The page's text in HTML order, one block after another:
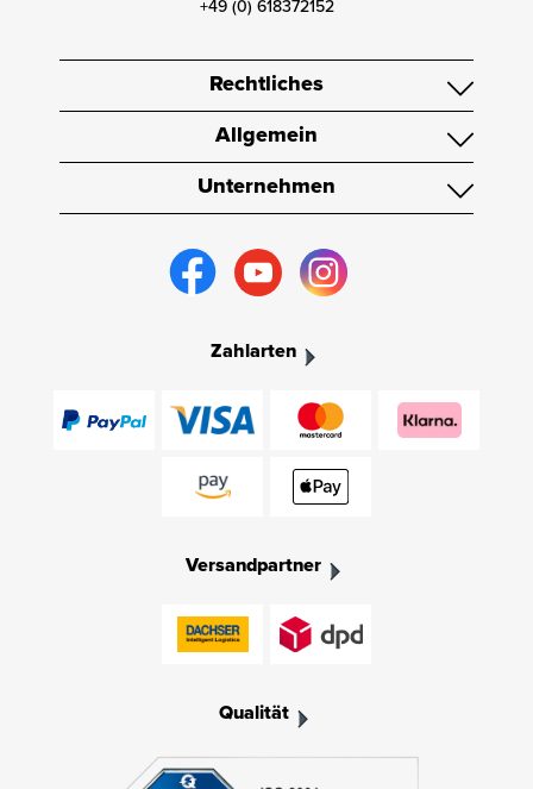
+49 (0) 618372152
Rechtliches
Allgemein
Unternehmen
Zahlarten
Versandpartner
Qualität